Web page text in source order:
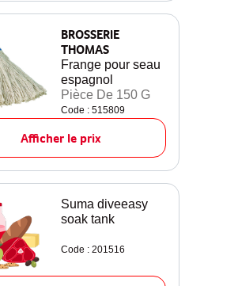
BROSSERIE
THOMAS
Frange pour seau
espagnol
Pièce De 150 G
Code : 515809
Afficher le prix
Suma diveeasy
soak tank
Code : 201516